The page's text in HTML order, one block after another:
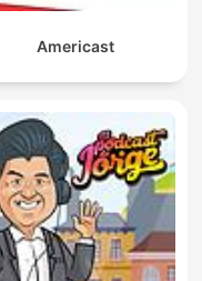
Americast